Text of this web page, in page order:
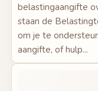
belastingaangifte
staan de
om je te
aangifte, of hulp...